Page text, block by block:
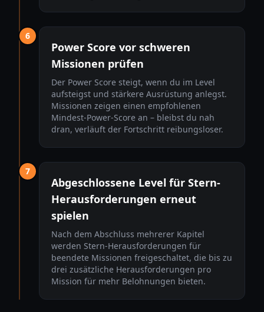
6
Power Score vor schweren
Missionen prüfen
Der Power Score steigt, wenn du im Level
aufsteigst und stärkere Ausrüstung anlegst.
Missionen zeigen einen empfohlenen
Mindest-Power-Score an – bleibst du nah
dran, verläuft der Fortschritt reibungsloser.
7
Abgeschlossene Level für Stern-
Herausforderungen erneut
spielen
Nach dem Abschluss mehrerer Kapitel
werden Stern-Herausforderungen für
beendete Missionen freigeschaltet, die bis zu
drei zusätzliche Herausforderungen pro
Mission für mehr Belohnungen bieten.